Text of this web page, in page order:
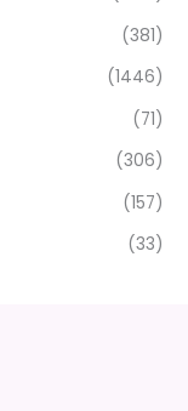
(381)
(1446)
(71)
(306)
(157)
(33)